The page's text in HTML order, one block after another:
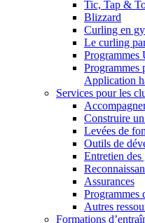
Tic, Tap &
Blizzard
Curling en
Le curling
Programmes
Programmes
Application
Services pour les
Construire
Levées de
Outils de
Entretien des
Assurances
Programmes
Autres
Formations